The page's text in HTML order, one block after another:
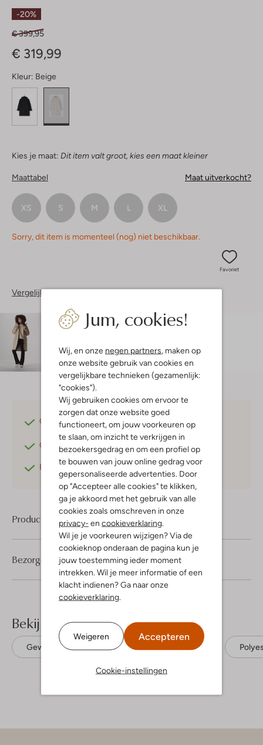
Jum, cookies!
Wij, en onze negen partners, maken op
onze website gebruik van cookies en
vergelijkbare technieken (gezamenlijk:
"cookies").
Wij gebruiken cookies om ervoor te
zorgen dat onze website goed
functioneert, om jouw voorkeuren op
te slaan, om inzicht te verkrijgen in
bezoekersgedrag en om een profiel op
te bouwen van jouw online gedrag voor
gepersonaliseerde advertenties. Door
op "Accepteer alle cookies" te klikken,
ga je akkoord met het gebruik van alle
cookies zoals omschreven in onze
privacy- en cookieverklaring.
Wil je je voorkeuren wijzigen? Via de
cookieknop onderaan de pagina kun je
jouw toestemming ieder moment
intrekken. Wil je meer informatie of een
klacht indienen? Ga naar onze
cookieverklaring.
Weigeren Accepteren
Cookie-instellingen
-20%
€ 399,95
€ 319,99
Kleur: Beige
Kies je maat: Dit item valt groot, kies een maat kleiner
Maattabel Maat uitverkocht?
XS S M L XL
Sorry, dit item is momenteel (nog) niet beschikbaar.
Favoriet
Vergelijkbare items
Maatadvies
pasvorm isregular fit
Gratis verzending vanaf €75,-
Gratis retourneren binnen 30 dagen*
Betaal achteraf met Klarna
Product informatie
Bezorgen & retourneren
Bekijk meer
Gewatteerde jassen Peak Performance